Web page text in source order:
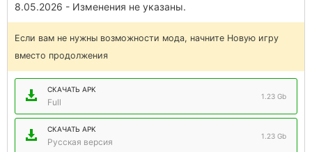
8.05.2026 - Изменения не указаны.
Если вам не нужны возможности мода, начните Новую игру
вместо продолжения
СКАЧАТЬ APK
Full
1.23 Gb
СКАЧАТЬ APK
Русская версия
1.23 Gb